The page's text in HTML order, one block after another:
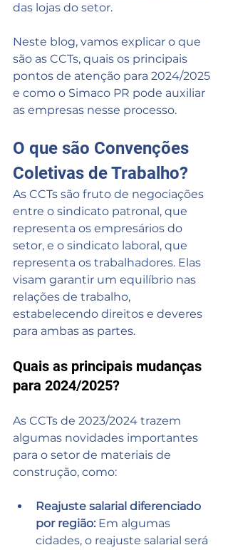
das lojas do setor.
Neste blog, vamos explicar o que
são as CCTs, quais os principais
pontos de atenção para 2024/2025
e como o Simaco PR pode auxiliar
as empresas nesse processo.
O que são Convenções
Coletivas de Trabalho?
As CCTs são fruto de negociações
entre o sindicato patronal, que
representa os empresários do
setor, e o sindicato laboral, que
representa os trabalhadores. Elas
visam garantir um equilíbrio nas
relações de trabalho,
estabelecendo direitos e deveres
para ambas as partes.
Quais as principais mudanças
para 2024/2025?
As CCTs de 2023/2024 trazem
algumas novidades importantes
para o setor de materiais de
construção, como:
Reajuste salarial diferenciado
por região: Em algumas
cidades, o reajuste salarial será